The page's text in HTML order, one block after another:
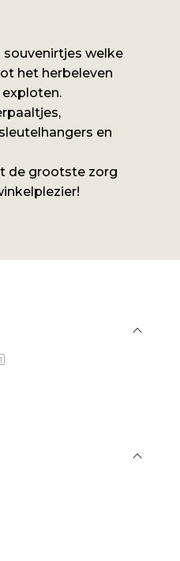
souvenirtjes welke
het herbeleven
en
de grootste zorg